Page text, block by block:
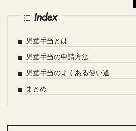
Index
児童手当とは
児童手当の申請方法
児童手当のよくある使い道
まとめ